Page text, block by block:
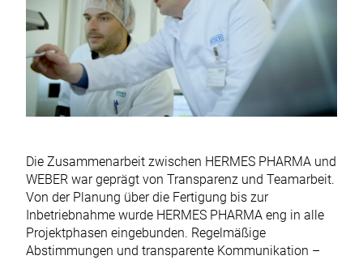
Die Zusammenarbeit zwischen HERMES PHARMA und
WEBER war geprägt von Transparenz und Teamarbeit.
Von der Planung über die Fertigung bis zur
Inbetriebnahme wurde HERMES PHARMA eng in alle
Projektphasen eingebunden. Regelmäßige
Abstimmungen und transparente Kommunikation –